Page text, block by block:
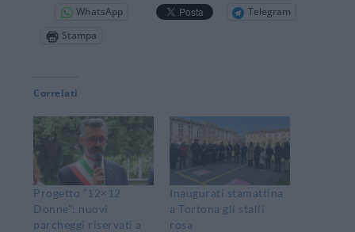
WhatsApp
Telegram
Stampa
Correlati
Progetto “12×12
Donne”: nuovi
parcheggi riservati a
Inaugurati stamattina
a Tortona gli stalli
rosa